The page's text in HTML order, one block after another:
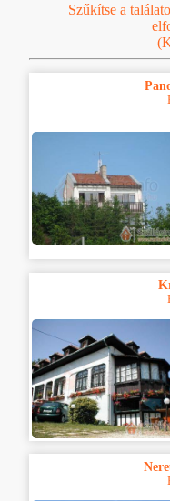
Szűkítse a